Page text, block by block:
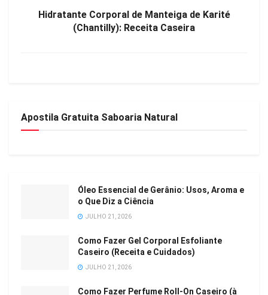
Hidratante Corporal de Manteiga de Karité
(Chantilly): Receita Caseira
Apostila Gratuita Saboaria Natural
Óleo Essencial de Gerânio: Usos, Aroma e
o Que Diz a Ciência
JULHO 21, 2026
Como Fazer Gel Corporal Esfoliante
Caseiro (Receita e Cuidados)
JULHO 21, 2026
Como Fazer Perfume Roll-On Caseiro (à